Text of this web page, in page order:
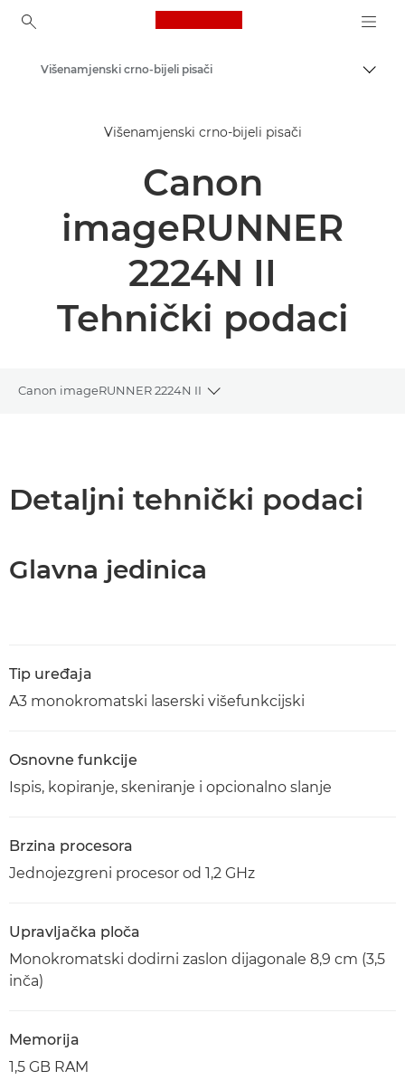
Canon Logo, back to
Rješenja i usluge
Višenamjenski pisači – pisači "sve u jednom"
Višenamjenski crno-bijeli pisači
Višenamjenski crno-bijeli pisači
Canon
imageRUNNER
2224N II
Tehnički podaci
Canon imageRUNNER 2224N II
Toggle breadcrumbs
Preuzimanje PDF-a
Detaljni tehnički podaci
Glavna jedinica
Tip uređaja
A3 monokromatski laserski višefunkcijski
Osnovne funkcije
Ispis, kopiranje, skeniranje i opcionalno slanje
Brzina procesora
Jednojezgreni procesor od 1,2 GHz
Upravljačka ploča
Monokromatski dodirni zaslon dijagonale 8,9 cm (3,5
inča)
Memorija
1,5 GB RAM